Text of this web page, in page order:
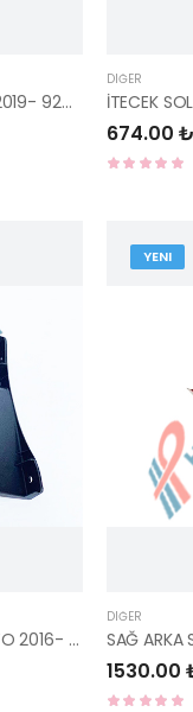
REFLEKTÖR ARKA SAĞ ELANTRA 2019- 92406-F2510-YS
DIĞER
674.00 ₺
KARTER MUHAFAZASI SOL CERATO 2016- 29130-A7301-HMC
YENI
DIĞER
1530.00